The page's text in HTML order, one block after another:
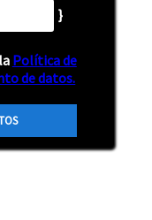
}
Política de
de datos.